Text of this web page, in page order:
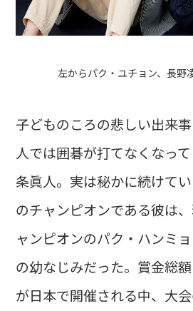
左からパク・ユチョン、長野
子どものころの悲しい出来
人では囲碁が打てなくなっ
条眞人。実は秘かに続けて
のチャンピオンである彼は
ャンピオンのパク・ハンミ
の幼なじみだった。賞金総
が日本で開催される中、大